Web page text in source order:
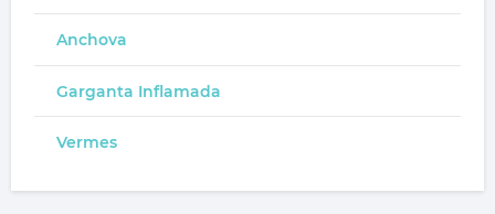
Anchova
Garganta Inflamada
Vermes